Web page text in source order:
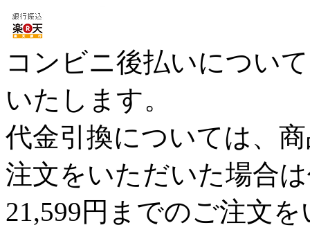
コンビニ後払いについ
いたします。
代金引換については、
注文をいただいた場合
21,599円までのご注文